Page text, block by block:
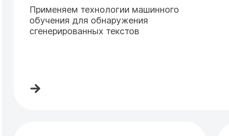
Применяем технологии машинного
обучения для обнаружения
сгенерированных текстов